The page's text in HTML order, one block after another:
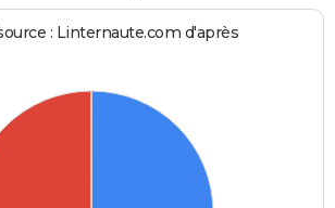
: Linternaute.com d'après